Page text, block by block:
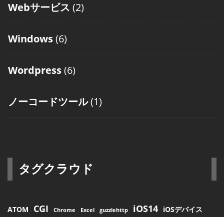
Webサービス (2)
Windows(6)
Wordpress(6)
ノーコードツール(1)
タグクラウド
ATOM CGI Chrome Excel guzzlehttp iOS14 iOSデバイス